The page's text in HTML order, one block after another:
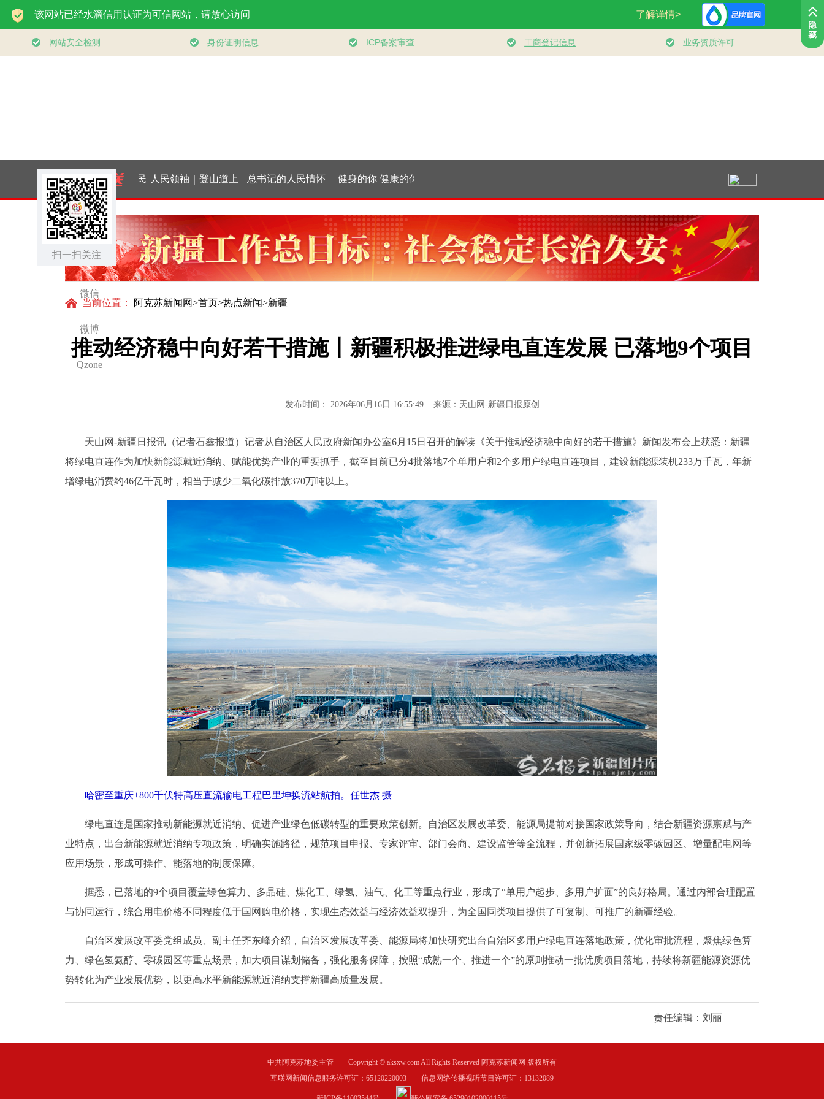
扫一扫关注
微信
微博
Qzone
一见·三个关键词，读
懂中国经济“半年答
卷”
构建更高水平的全民
健身公共服务体系
习言道｜健康是1 其
他是后面的0
“紧紧抓住那些惠及
面广、牵一发而动全
身的工作”
健身 共筑健康中国 的办公会
总书记的人民情怀
｜“让内需成为经济
发展的主动力”
当前位置： 阿克苏新闻网>首页>热点新闻>新疆
推动经济稳中向好若干措施丨新疆积极推进绿电直连发展 已落地9个项目
发布时间： 2026年06月16日 16:55:49 来源：天山网-新疆日报原创
天山网-新疆日报讯（记者石鑫报道）记者从自治区人民政府新闻办公室6月15日召开的解读《关于推动经济稳中向好的若干措施》新闻发布会上获悉：新疆
将绿电直连作为加快新能源就近消纳、赋能优势产业的重要抓手，截至目前已分4批落地7个单用户和2个多用户绿电直连项目，建设新能源装机233万千瓦，年新
增绿电消费约46亿千瓦时，相当于减少二氧化碳排放370万吨以上。
哈密至重庆±800千伏特高压直流输电工程巴里坤换流站航拍。任世杰 摄
绿电直连是国家推动新能源就近消纳、促进产业绿色低碳转型的重要政策创新。自治区发展改革委、能源局提前对接国家政策导向，结合新疆资源禀赋与产
业特点，出台新能源就近消纳专项政策，明确实施路径，规范项目申报、专家评审、部门会商、建设监管等全流程，并创新拓展国家级零碳园区、增量配电网等
应用场景，形成可操作、能落地的制度保障。
据悉，已落地的9个项目覆盖绿色算力、多晶硅、煤化工、绿氢、油气、化工等重点行业，形成了“单用户起步、多用户扩面”的良好格局。通过内部合理配置
与协同运行，综合用电价格不同程度低于国网购电价格，实现生态效益与经济效益双提升，为全国同类项目提供了可复制、可推广的新疆经验。
自治区发展改革委党组成员、副主任齐东峰介绍，自治区发展改革委、能源局将加快研究出台自治区多用户绿电直连落地政策，优化审批流程，聚焦绿色算
力、绿色氢氨醇、零碳园区等重点场景，加大项目谋划储备，强化服务保障，按照“成熟一个、推进一个”的原则推动一批优质项目落地，持续将新疆能源资源优
势转化为产业发展优势，以更高水平新能源就近消纳支撑新疆高质量发展。
责任编辑：刘丽
中共阿克苏地委主管 Copyright © aksxw.com All Rights Reserved 阿克苏新闻网 版权所有
互联网新闻信息服务许可证：65120220003 信息网络传播视听节目许可证：13132089